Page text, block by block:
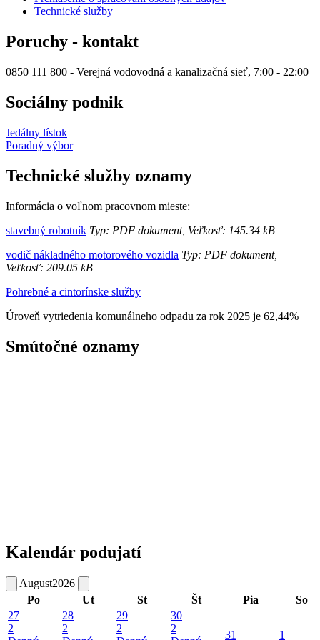
Technické služby
Poruchy - kontakt
0850 111 800 - Verejná vodovodná a kanalizačná sieť, 7:00 - 22:00
Sociálny podnik
Jedálny lístok
Poradný výbor
Technické služby oznamy
Informácia o voľnom pracovnom mieste:
stavebný robotník Typ: PDF dokument, Veľkosť: 145.34 kB
vodič nákladného motorového vozidla Typ: PDF dokument,
Veľkosť: 209.05 kB
Pohrebné a cintorínske služby
Úroveň vytriedenia komunálneho odpadu za rok 2025 je 62,44%
Smútočné oznamy
Kalendár podujatí
August2026
Po
Ut St Št Pia
So
27
2
28
2
29
2
30
2
31
1